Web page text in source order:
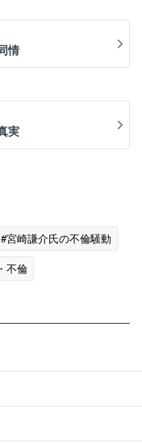
情
実
#宮崎謙介氏の不倫騒動
不倫